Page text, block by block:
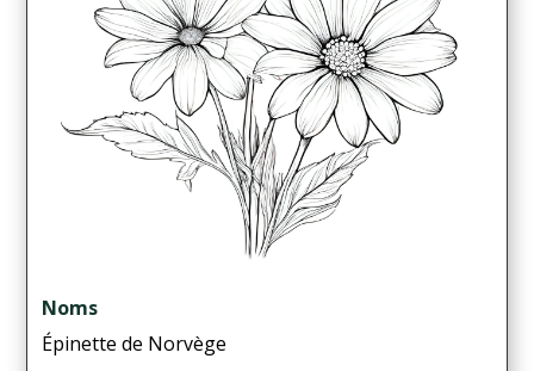
Noms
Épinette de Norvège